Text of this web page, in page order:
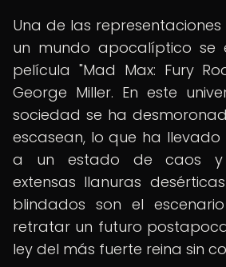
Una de las
un mundo apocalíptico se
película "Mad Max: Fury
George Miller. En este
sociedad se ha
escasean, lo que ha
a un estado de caos y
extensas llanuras
blindados son el
retratar un futuro
ley del más fuerte reina sin